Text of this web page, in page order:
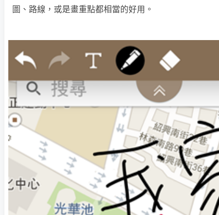
圖、路線，或是畫重點都相當的好用。